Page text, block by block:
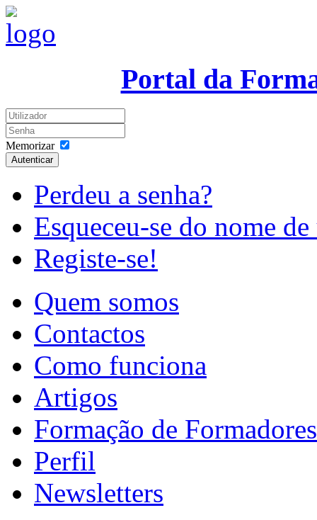
Portal da
Memorizar
Autenticar
Perdeu a senha?
Esqueceu-se do nome
Registe-se!
Quem somos
Contactos
Como funciona
Artigos
Formação de Formadores
Perfil
Newsletters